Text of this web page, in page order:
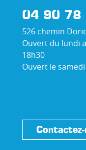
04 90 78
526 chemin
Ouvert du lundi
18h30
Ouvert le